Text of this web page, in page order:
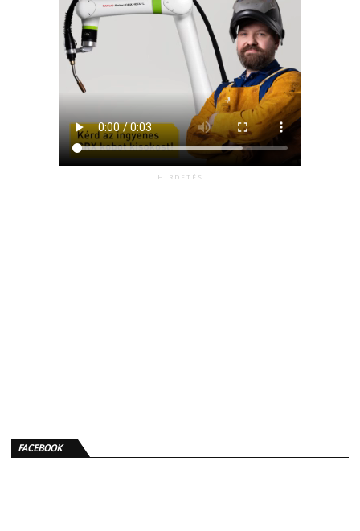
HIRDETÉS
FACEBOOK